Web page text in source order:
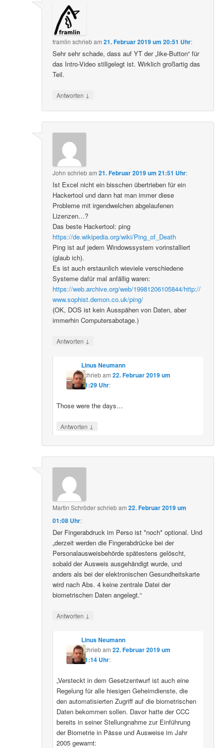
framlin schriebam21. Februar 2019 um 20:51 Uhr:
Sehr sehr schade, dass auf YT der „like-Button“ für
das Intro-Video stillgelegt ist. Wirklich großartig das
Teil.
Antworten ↓
John schriebam21. Februar 2019 um 21:51 Uhr:
Ist Excel nicht ein bisschen übertrieben für ein
Hackertool und dann hat man immer diese
Probleme mit irgendwelchen abgelaufenen
Lizenzen…?
Das beste Hackertool: ping
https://de.wikipedia.org/wiki/Ping_of_Death
Ping ist auf jedem Windowssystem vorinstalliert
(glaub ich).
Es ist auch erstaunlich wieviele verschiedene
Systeme dafür mal anfällig waren:
https://web.archive.org/web/19981206105844/http://
www.sophist.demon.co.uk/ping/
(OK, DOS ist kein Ausspähen von Daten, aber
immerhin Computersabotage.)
Antworten ↓
Linus Neumann
schriebam 22. Februar 2019 um
01:29 Uhr:
Those were the days…
Antworten ↓
Martin Schröderschriebam22. Februar 2019 um
01:08 Uhr:
Der Fingerabdruck im Perso ist *noch* optional. Und
„derzeit werden die Fingerabdrücke bei der
Personalausweisbehörde spätestens gelöscht,
sobald der Ausweis ausgehändigt wurde, und
anders als bei der elektronischen Gesundheitskarte
wird nach Abs. 4 keine zentrale Datei der
biometrischen Daten angelegt.“
Antworten ↓
Linus Neumann
schriebam 22. Februar 2019 um
01:14 Uhr:
„Versteckt in dem Gesetzentwurf ist auch eine
Regelung für alle hiesigen Geheimdienste, die
den automatisierten Zugriff auf die biometrischen
Daten bekommen sollen. Davor hatte der CCC
bereits in seiner Stellungnahme zur Einführung
der Biometrie in Pässe und Ausweise im Jahr
2005 gewarnt: